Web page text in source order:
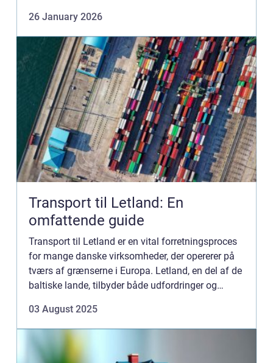
samtid...
26 January 2026
Transport til Letland: En
omfattende guide
Transport til Letland er en vital forretningsproces
for mange danske virksomheder, der opererer på
tværs af grænserne i Europa. Letland, en del af de
baltiske lande, tilbyder både udfordringer og
03 August 2025